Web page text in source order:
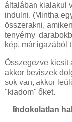
általában kialakul
indulni. (Mintha
összerakni,
tenyérnyi
kép, már igazából
Összegezve kicsit
akkor beviszek
sok van, akkor
"kiadom" őket.
Indokolatlan